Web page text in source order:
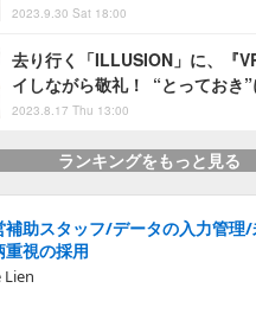
2023.9.30 Sat 18:00
去り行く「ILLUSION」に、『
イしながら敬礼！ “とっておき
2023.8.17 Thu 13:00
ランキングをもっと見る
補助スタッフ/データの入力管理
視の採用
Lien